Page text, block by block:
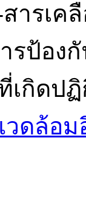
ารเค
รป้อง
กิดปฏิ
ดล้อม